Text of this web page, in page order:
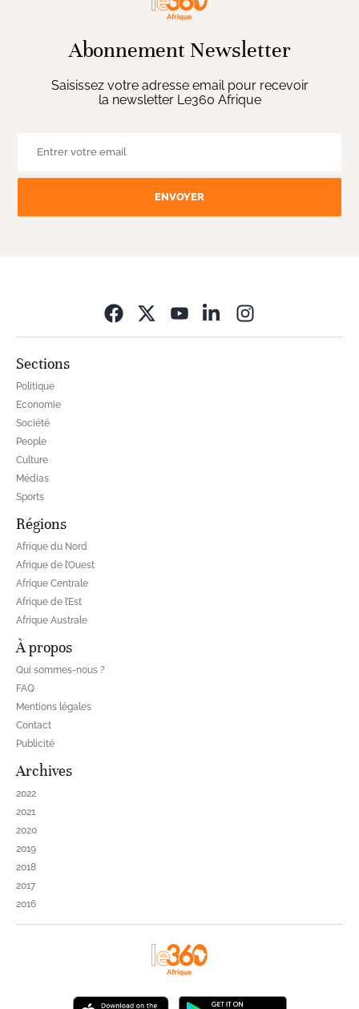
Abonnement Newsletter
Saisissez votre adresse email pour recevoir
la newsletter Le360 Afrique
ENVOYER
Sections
Politique
Economie
Société
People
Culture
Médias
Sports
Régions
Afrique du Nord
Afrique de l’Ouest
Afrique Centrale
Afrique de l’Est
Afrique Australe
À propos
Qui sommes-nous ?
FAQ
Mentions légales
Contact
Publicité
Archives
2022
2021
2020
2019
2018
2017
2016